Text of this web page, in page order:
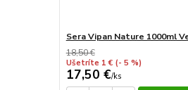
Sera Vipan Nature 1000ml
18,50 €
Ušetríte 1 € (- 5 %)
17,50 €/ks